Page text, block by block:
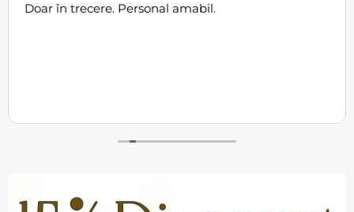
Mâncare foarte buna , servire excelentă ,Adina cea